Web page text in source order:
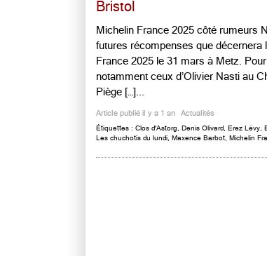
Bristol
Michelin France 2025 côté rumeurs
futures récompenses que décernera
France 2025 le 31 mars à Metz.
notamment ceux d’Olivier Nasti au
Piège […]...
Article publié il y a 1 an Actualités
Étiquettes : Clos d'Astorg Denis Olivard Erez Lévy
Les chuchotis du lundi Maxence Barbot Michelin